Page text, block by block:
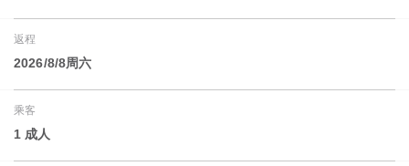
返程
2026/8/8周六
乘客
1 成人